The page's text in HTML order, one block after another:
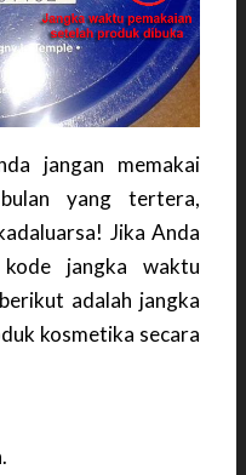
jangan memakai
yang tertera,
Jika Anda
jangka waktu
adalah jangka
kosmetika secara